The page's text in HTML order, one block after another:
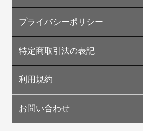
プライバシーポリシー
特定商取引法の表記
利用規約
お問い合わせ